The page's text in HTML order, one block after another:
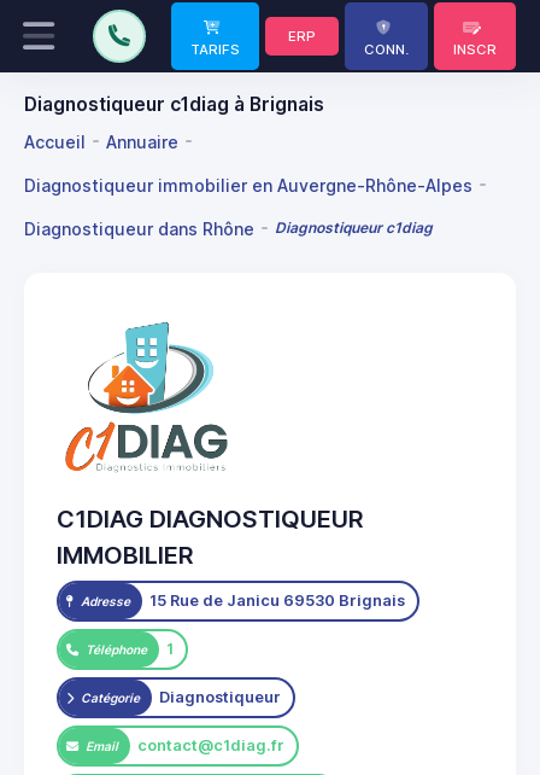
TARIFS
ERP
CONN.
INSCR
Diagnostiqueur c1diag à Brignais
Accueil Annuaire
Diagnostiqueur immobilier en Auvergne-Rhône-Alpes
Diagnostiqueur dans Rhône Diagnostiqueur c1diag
C1DIAG DIAGNOSTIQUEUR
IMMOBILIER
Adresse 15 Rue de Janicu 69530 Brignais
Téléphone 1
Catégorie Diagnostiqueur
Email contact@c1diag.fr